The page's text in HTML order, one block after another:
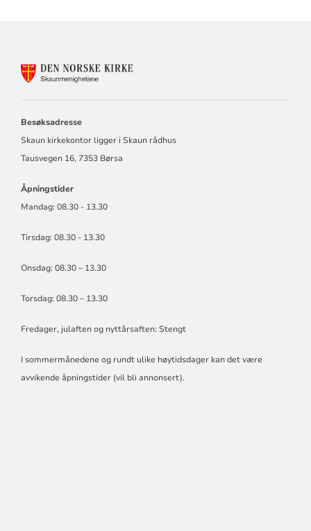
MENIGHETER
Besøksadresse
Skaun kirkekontor ligger i Skaun rådhus
Tausvegen 16, 7353 Børsa
Åpningstider
Mandag: 08.30 - 13.30
Tirsdag: 08.30 - 13.30
Onsdag: 08.30 – 13.30
Torsdag: 08.30 – 13.30
Fredager, julaften og nyttårsaften: Stengt
I sommermånedene og rundt ulike høytidsdager kan det være
avvikende åpningstider (vil bli annonsert).